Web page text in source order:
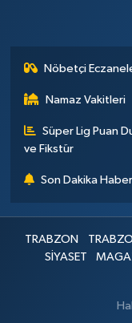
Nöbetçi
Namaz Vakitleri
Süper Lig Puan
ve Fikstür
Son Dakika
TRABZON
SİYASET